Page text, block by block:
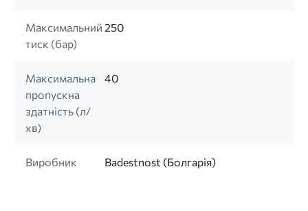
Максимальний
тиск (бар)
250
Максимальна
пропускна
здатність (л/
хв)
40
Виробник Badestnost (Болгарія)